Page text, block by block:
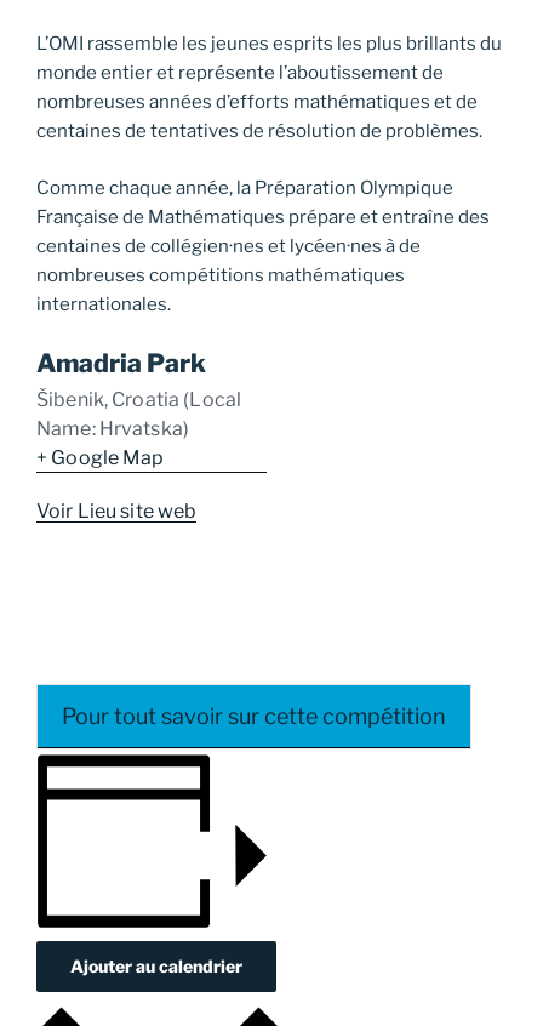
L’OMI rassemble les jeunes esprits les plus brillants du
monde entier et représente l’aboutissement de
nombreuses années d’efforts mathématiques et de
centaines de tentatives de résolution de problèmes.
Comme chaque année, la Préparation Olympique
Française de Mathématiques prépare et entraîne des
centaines de collégien·nes et lycéen·nes à de
nombreuses compétitions mathématiques
internationales.
Amadria Park
Šibenik, Croatia (Local
Name: Hrvatska)
+ Google Map
Voir Lieu site web
Pour tout savoir sur cette compétition
Ajouter au calendrier